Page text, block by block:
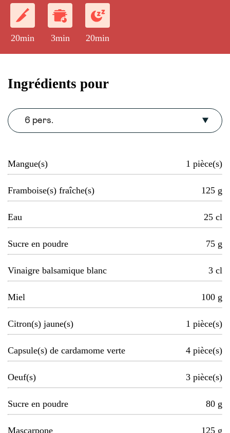
20min 3min 20min
Ingrédients pour
6 pers.
Mangue(s) 1 pièce(s)
Framboise(s) fraîche(s) 125 g
Eau 25 cl
Sucre en poudre 75 g
Vinaigre balsamique blanc 3 cl
Miel 100 g
Citron(s) jaune(s) 1 pièce(s)
Capsule(s) de cardamome verte 4 pièce(s)
Oeuf(s) 3 pièce(s)
Sucre en poudre 80 g
Mascarpone 125 g